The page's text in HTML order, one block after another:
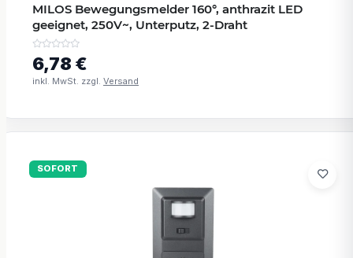
MILOS Bewegungsmelder 160°, anthrazit LED
geeignet, 250V~, Unterputz, 2-Draht
6,78 €
inkl. MwSt. zzgl. Versand
SOFORT